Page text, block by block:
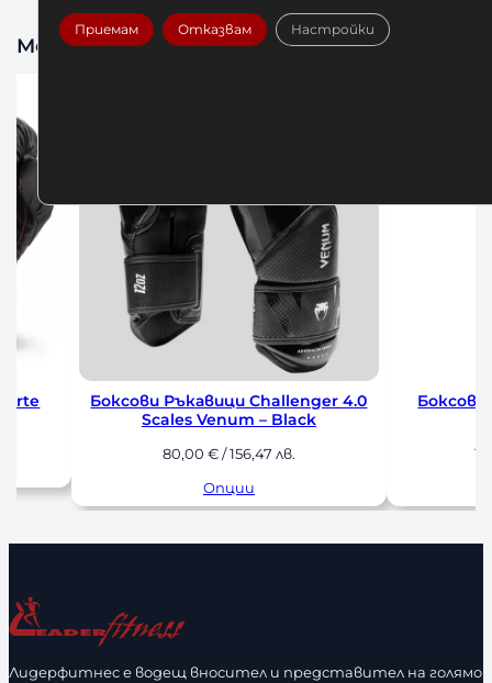
Може да харесате също
Боксови Ръкавици Challenger 4.0
Scales Venum – Black
80,00 €/ 156,47 лв.
Опции
Лидерфитнес е водещ вносител и представител на голямо
Приемам Отказвам Настройки